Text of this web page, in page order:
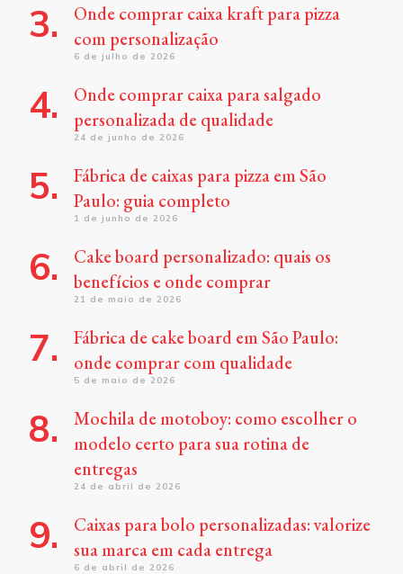
Onde comprar caixa kraft para pizza
com personalização
6 de julho de 2026
Onde comprar caixa para salgado
personalizada de qualidade
24 de junho de 2026
Fábrica de caixas para pizza em São
Paulo: guia completo
1 de junho de 2026
Cake board personalizado: quais os
benefícios e onde comprar
21 de maio de 2026
Fábrica de cake board em São Paulo:
onde comprar com qualidade
5 de maio de 2026
Mochila de motoboy: como escolher o
modelo certo para sua rotina de
entregas
24 de abril de 2026
Caixas para bolo personalizadas: valorize
sua marca em cada entrega
6 de abril de 2026